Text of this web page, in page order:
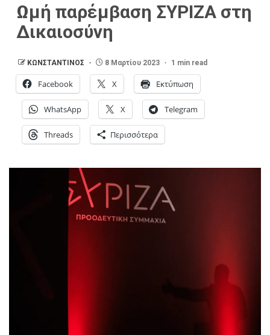
Ωμή παρέμβαση ΣΥΡΙΖΑ στη
Δικαιοσύνη
ΚΩΝΣΤΑΝΤΙΝΟΣ 8 Μαρτίου 2023 1 min read
Facebook X Εκτύπωση
WhatsApp X Telegram
Threads Περισσότερα